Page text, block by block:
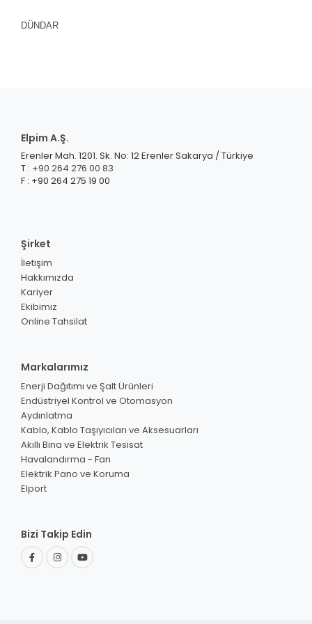
DÜNDAR
Elpim A.Ş.
Erenler Mah. 1201. Sk. No: 12 Erenler Sakarya / Türkiye
T : +90 264 276 00 83
F : +90 264 275 19 00
Şirket
İletişim
Hakkımızda
Kariyer
Ekibimiz
Online Tahsilat
Markalarımız
Enerji Dağıtımı ve Şalt Ürünleri
Endüstriyel Kontrol ve Otomasyon
Aydınlatma
Kablo, Kablo Taşıyıcıları ve Aksesuarları
Akıllı Bina ve Elektrik Tesisat
Havalandırma - Fan
Elektrik Pano ve Koruma
Elport
Bizi Takip Edin